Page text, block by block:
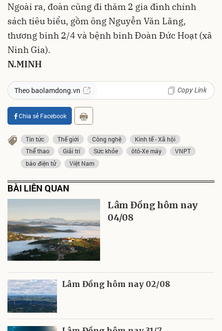
Ngoài ra, đoàn cũng đi thăm 2 gia đình chính
sách tiêu biểu, gồm ông Nguyễn Văn Lãng,
thương binh 2/4 và bệnh binh Đoàn Đức Hoạt (xã
Ninh Gia).
N.MINH
Theo baolamdong.vn Copy Link
Chia sẻ Facebook
Tin tức Thế giới Công nghệ
Kinh tế - Xã hội
Thể thao
Giải trí Sức khỏe ôtô-Xe máy
VNPT
báo điện tử
Việt Nam
BÀI LIÊN QUAN
Lâm Đồng hôm nay
04/08
Lâm Đồng hôm nay 02/08